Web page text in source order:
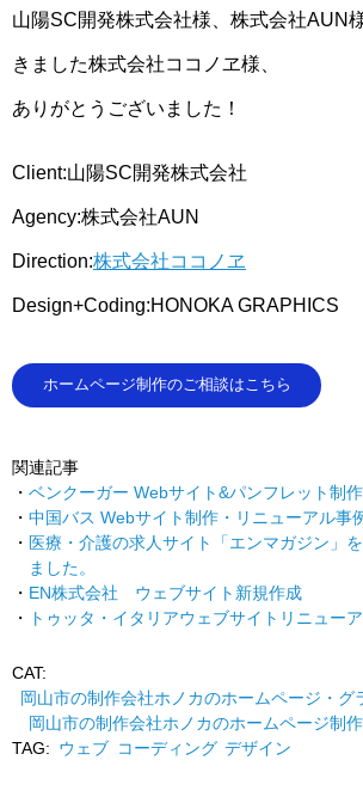
山陽SC開発株式会社様、株式会社AUN
きました株式会社ココノヱ様、
ありがとうございました！
Client:山陽SC開発株式会社
Agency:株式会社AUN
Direction:株式会社ココノヱ
Design+Coding:HONOKA GRAPHICS
ホームページ制作のご相談はこちら
関連記事
ベンクーガー Webサイト&パンフレット制作
中国バス Webサイト制作・リニューアル事
医療・介護の求人サイト「エンマガジン」
ました。
EN株式会社 ウェブサイト新規作成
トゥッタ・イタリアウェブサイトリニュー
CAT:
岡山市の制作会社ホノカのホームページ・グ
岡山市の制作会社ホノカのホームページ制
TAG: ウェブ コーディング デザイン